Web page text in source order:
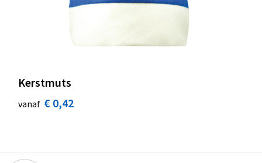
Kerstmuts
vanaf € 0,42